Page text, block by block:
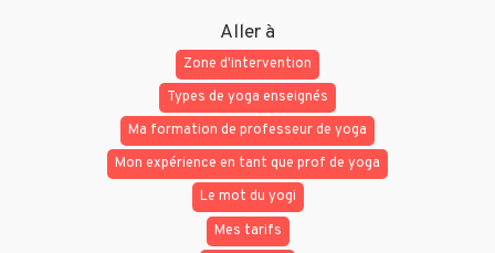
Aller à
Zone d'intervention
Types de yoga enseignés
Ma formation de professeur de yoga
Mon expérience en tant que prof de yoga
Le mot du yogi
Mes tarifs